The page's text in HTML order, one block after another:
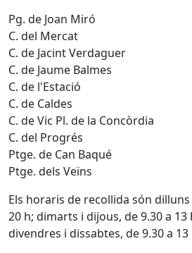
Pg. de Joan Miró
C. del Mercat
C. de Jacint Verdaguer
C. de Jaume Balmes
C. de l'Estació
C. de Caldes
C. de Vic Pl. de la Concòrdia
C. del Progrés
Ptge. de Can Baqué
Ptge. dels Veïns
Els horaris de recollida són
20 h; dimarts i dijous, de 9.30 a 13
divendres i dissabtes, de 9.30 a 13